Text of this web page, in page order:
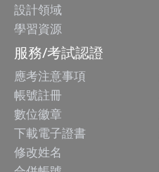
設計領域
學習資源
服務/考試認證
應考注意事項
帳號註冊
數位徽章
下載電子證書
修改姓名